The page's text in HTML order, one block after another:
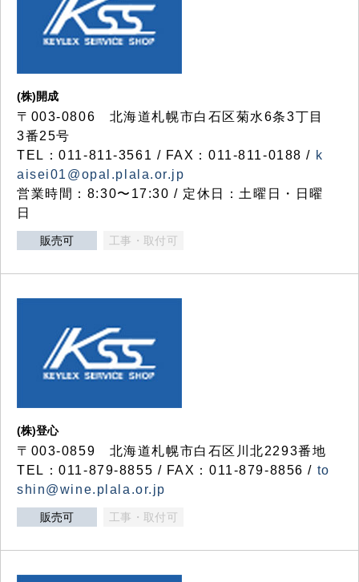
(株)開成
〒003-0806 北海道札幌市白石区菊水6条3丁目
3番25号
TEL：011-811-3561 / FAX：011-811-0188 / k
aisei01@opal.plala.or.jp
営業時間：8:30〜17:30 / 定休日：土曜日・日曜
日
販売可 工事・取付可
(株)登心
〒003-0859 北海道札幌市白石区川北2293番地
TEL：011-879-8855 / FAX：011-879-8856 / to
shin@wine.plala.or.jp
販売可 工事・取付可